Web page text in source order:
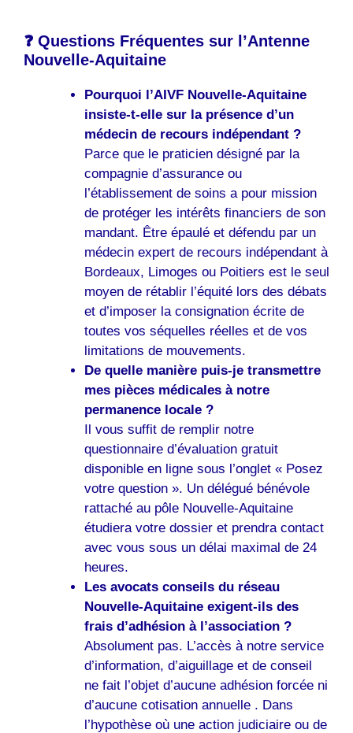
❓ Questions Fréquentes sur l’Antenne
Nouvelle-Aquitaine
Pourquoi l’AIVF Nouvelle-Aquitaine
insiste-t-elle sur la présence d’un
médecin de recours indépendant ?
Parce que le praticien désigné par la
compagnie d’assurance ou
l’établissement de soins a pour mission
de protéger les intérêts financiers de son
mandant. Être épaulé et défendu par un
médecin expert de recours indépendant à
Bordeaux, Limoges ou Poitiers est le seul
moyen de rétablir l’équité lors des débats
et d’imposer la consignation écrite de
toutes vos séquelles réelles et de vos
limitations de mouvements.
De quelle manière puis-je transmettre
mes pièces médicales à notre
permanence locale ?
Il vous suffit de remplir notre
questionnaire d’évaluation gratuit
disponible en ligne sous l’onglet « Posez
votre question ». Un délégué bénévole
rattaché au pôle Nouvelle-Aquitaine
étudiera votre dossier et prendra contact
avec vous sous un délai maximal de 24
heures.
Les avocats conseils du réseau
Nouvelle-Aquitaine exigent-ils des
frais d’adhésion à l’association ?
Absolument pas. L’accès à notre service
d’information, d’aiguillage et de conseil
ne fait l’objet d’aucune adhésion forcée ni
d’aucune cotisation annuelle . Dans
l’hypothèse où une action judiciaire ou de